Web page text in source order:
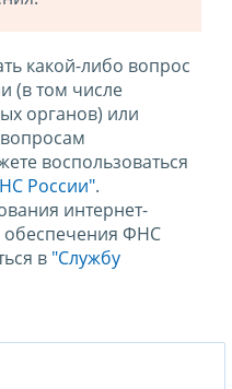
какой-либо вопрос
(в том числе
органов) или
воспользоваться
России".
интернет-
обеспечения ФНС
в "Службу